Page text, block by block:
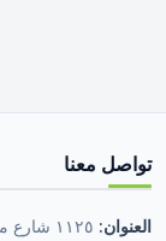
تواصل معنا
العنوان:
١١٢٥